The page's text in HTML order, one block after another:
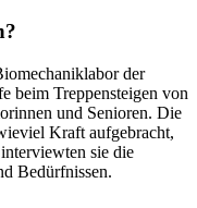
der
beim Treppensteigen von
und Senioren. Die
Kraft aufgebracht,
sie die
Bedürfnissen.